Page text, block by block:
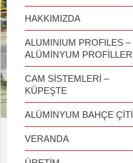
HAKKIMIZDA
ALUMINIUM PROFILES –
ALÜMİNYUM PROFİLLER
CAM SİSTEMLERİ –
KÜPEŞTE
ALÜMİNYUM BAHÇE ÇİTİ
VERANDA